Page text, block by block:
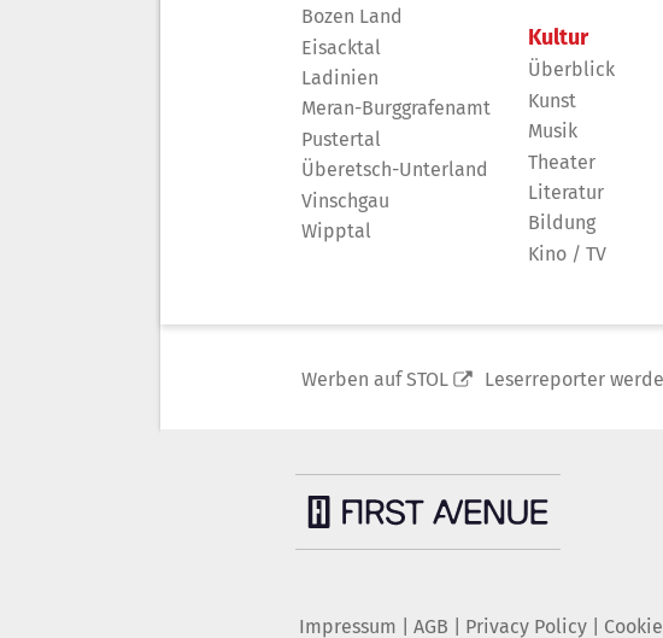
Bozen Land
Eisacktal
Ladinien
Meran-Burggrafenamt
Pustertal
Überetsch-Unterland
Vinschgau
Wipptal
Kultur
Überblick
Kunst
Musik
Theater
Literatur
Bildung
Kino / TV
Werben auf STOL Leserreporter
Impressum AGB Privacy Policy|